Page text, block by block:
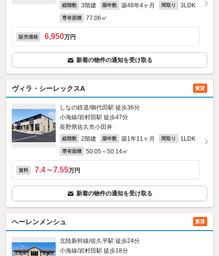
総階数 3階建 築年数 築48年4ヶ月 間取り 3LDK
専有面積 77.06㎡
販売価格 6,950万円
新着の物件の通知を受け取る
ヴィラ・シーレックスA 賃貸
しなの鉄道/御代田駅 徒歩36分
小海線/岩村田駅 徒歩47分
長野県佐久市小田井
総階数 2階建 築年数 築1年11ヶ月 間取り 1LDK
専有面積 50.05～50.14㎡
賃料 7.4～7.55万円
新着の物件の通知を受け取る
ヘーレンメンシュ 賃貸
北陸新幹線/佐久平駅 徒歩24分
小海線/岩村田駅 徒歩18分